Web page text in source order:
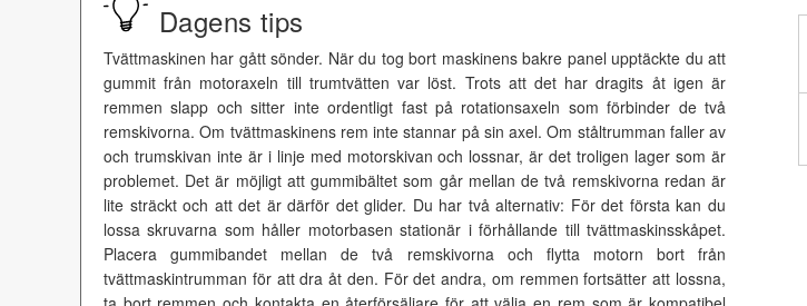
Dagens tips
Tvättmaskinen har gått sönder. När du tog bort maskinens bakre panel upptäckte du att
gummit från motoraxeln till trumtvätten var löst. Trots att det har dragits åt igen är
remmen slapp och sitter inte ordentligt fast på rotationsaxeln som förbinder de två
remskivorna. Om tvättmaskinens rem inte stannar på sin axel. Om ståltrumman faller av
och trumskivan inte är i linje med motorskivan och lossnar, är det troligen lager som är
problemet. Det är möjligt att gummibältet som går mellan de två remskivorna redan är
lite sträckt och att det är därför det glider. Du har två alternativ: För det första kan du
lossa skruvarna som håller motorbasen stationär i förhållande till tvättmaskinsskåpet.
Placera gummibandet mellan de två remskivorna och flytta motorn bort från
tvättmaskintrumman för att dra åt den. För det andra, om remmen fortsätter att lossna,